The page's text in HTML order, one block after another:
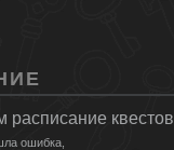
расписание квестов
ошибка,